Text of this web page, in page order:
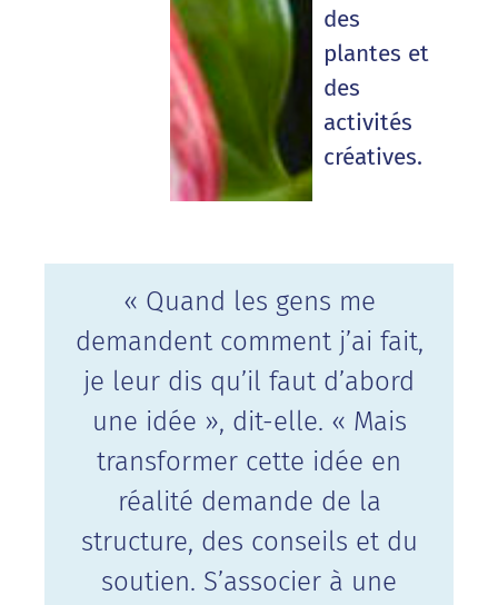
des
plantes et
des
activités
créatives.
« Quand les gens me
demandent comment j’ai fait,
je leur dis qu’il faut d’abord
une idée », dit-elle. « Mais
transformer cette idée en
réalité demande de la
structure, des conseils et du
soutien. S’associer à une